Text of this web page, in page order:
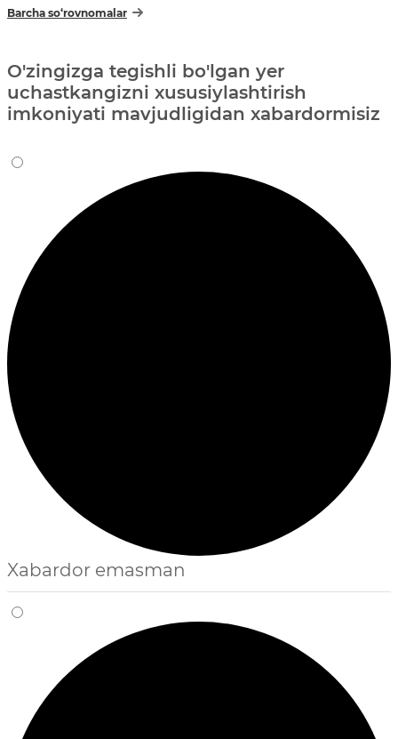
Barcha so‘rovnomalar
O'zingizga tegishli bo'lgan yer
uchastkangizni xususiylashtirish
imkoniyati mavjudligidan xabardormisiz
Xabardor emasman